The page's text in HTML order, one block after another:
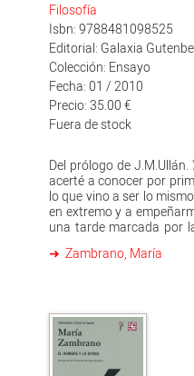
Filosofía
Isbn: 9788481098525
Editorial: Galaxia
Colección: Ensayo
Fecha: 01 / 2010
Precio: 35.00 €
Fuera de stock
Del prólogo de
acerté a conocer por
lo que vino a ser lo
en extremo y a
una tarde marcada por
ahora, al evocarla, sino
alguna, aunque, eso sí,
mí, joven
compruebo que se
consideración.'
Zambrano, María